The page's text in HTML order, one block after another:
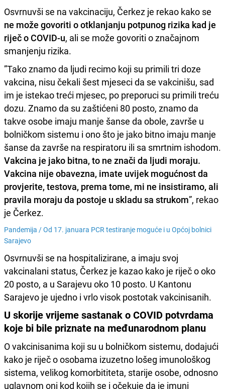
Osvrnuvši se na vakcinaciju, Čerkez je rekao kako se
ne može govoriti o otklanjanju potpunog rizika kad je
riječ o COVID-u, ali se može govoriti o značajnom
smanjenju rizika.
”Tako znamo da ljudi recimo koji su primili tri doze
vakcina, nisu čekali šest mjeseci da se vakcinišu, sad
im je istekao treći mjesec, po preporuci su primili treću
dozu. Znamo da su zaštićeni 80 posto, znamo da
takve osobe imaju manje šanse da obole, završe u
bolničkom sistemu i ono što je jako bitno imaju manje
šanse da završe na respiratoru ili sa smrtnim ishodom.
Vakcina je jako bitna, to ne znači da ljudi moraju.
Vakcina nije obavezna, imate uvijek mogućnost da
provjerite, testova, prema tome, mi ne insistiramo, ali
pravila moraju da postoje u skladu sa strukom”, rekao
je Čerkez.
Pandemija /Od 17. januara PCR testiranje moguće i u Općoj bolnici
Sarajevo
Osvrnuvši se na hospitalizirane, a imaju svoj
vakcinalani status, Čerkez je kazao kako je riječ o oko
20 posto, a u Sarajevu oko 10 posto. U Kantonu
Sarajevo je ujedno i vrlo visok postotak vakcinisanih.
U skorije vrijeme sastanak o COVID potvrdama
koje bi bile priznate na međunarodnom planu
O vakcinisanima koji su u bolničkom sistemu, dodajući
kako je riječ o osobama izuzetno lošeg imunološkog
sistema, velikog komorbititeta, starije osobe, odnosno
uglavnom oni kod kojih se i očekuje da je imuni